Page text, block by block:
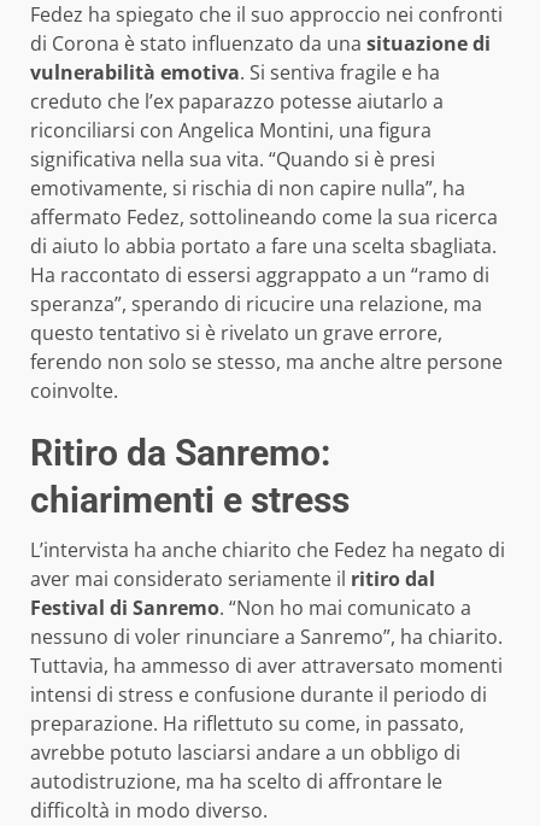
Fedez ha spiegato che il suo approccio nei confronti
di Corona è stato influenzato da una situazione di
vulnerabilità emotiva. Si sentiva fragile e ha
creduto che l’ex paparazzo potesse aiutarlo a
riconciliarsi con Angelica Montini, una figura
significativa nella sua vita. “Quando si è presi
emotivamente, si rischia di non capire nulla”, ha
affermato Fedez, sottolineando come la sua ricerca
di aiuto lo abbia portato a fare una scelta sbagliata.
Ha raccontato di essersi aggrappato a un “ramo di
speranza”, sperando di ricucire una relazione, ma
questo tentativo si è rivelato un grave errore,
ferendo non solo se stesso, ma anche altre persone
coinvolte.
Ritiro da Sanremo:
chiarimenti e stress
L’intervista ha anche chiarito che Fedez ha negato di
aver mai considerato seriamente il ritiro dal
Festival di Sanremo. “Non ho mai comunicato a
nessuno di voler rinunciare a Sanremo”, ha chiarito.
Tuttavia, ha ammesso di aver attraversato momenti
intensi di stress e confusione durante il periodo di
preparazione. Ha riflettuto su come, in passato,
avrebbe potuto lasciarsi andare a un obbligo di
autodistruzione, ma ha scelto di affrontare le
difficoltà in modo diverso.